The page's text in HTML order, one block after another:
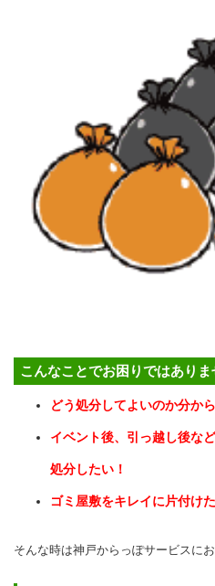
こんなことでお困りではありま
どう処分してよいのか分か
イベント後、引っ越し後な
処分したい！
ゴミ屋敷をキレイに片付けた
そんな時は神戸からっぽサービスに